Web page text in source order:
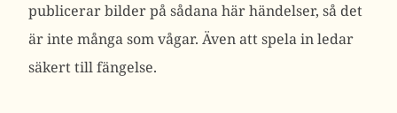
publicerar bilder på sådana här händelser, så det
är inte många som vågar. Även att spela in ledar
säkert till fängelse.